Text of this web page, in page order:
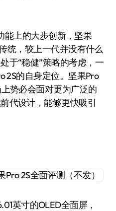
上的大步创新，坚果
统，较上一代并没有什么
于“稳健”策略的考虑，一
2S的自身定位。坚果Pro
势必会面对更为广泛的
代设计，能够更快吸引
英寸的OLED全面屏，